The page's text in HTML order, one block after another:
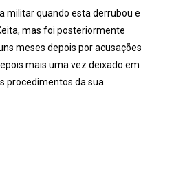
militar quando esta derrubou e
mas foi posteriormente
meses depois por acusações
mais uma vez deixado em
procedimentos da sua